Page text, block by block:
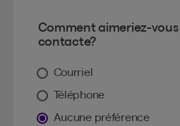
Comment aimeriez-vous
contacte?
Courriel
Téléphone
Aucune préférence